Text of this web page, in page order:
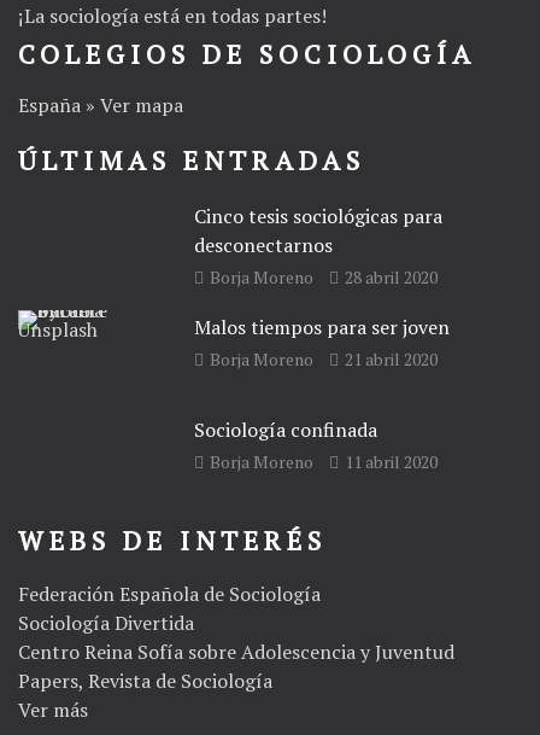
¡La sociología está en todas partes!
COLEGIOS DE SOCIOLOGÍA
España » Ver mapa
ÚLTIMAS ENTRADAS
Cinco tesis sociológicas para
desconectarnos
Borja Moreno 28 abril 2020
Malos tiempos para ser joven
Borja Moreno 21 abril 2020
Sociología confinada
Borja Moreno 11 abril 2020
WEBS DE INTERÉS
Federación Española de Sociología
Sociología Divertida
Centro Reina Sofía sobre Adolescencia y Juventud
Papers, Revista de Sociología
Ver más